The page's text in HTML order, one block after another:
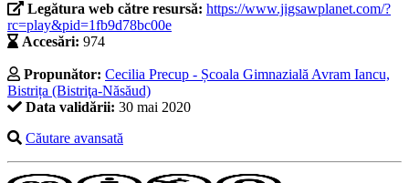
Legătura web către resursă: https://www.jigsawplanet.com/?
rc=play&pid=1fb9d78bc00e
Accesări: 974
Propunător: Cecilia Precup - Școala Gimnazială Avram Iancu,
Bistrița (Bistriţa-Năsăud)
Data validării: 30 mai 2020
Căutare avansată